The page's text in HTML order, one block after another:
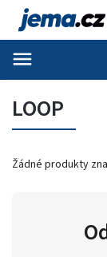
LOOP
Žádné produkty